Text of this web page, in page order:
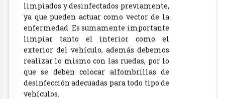
limpiados y desinfectados previamente,
ya que pueden actuar como vector de la
enfermedad. Es sumamente importante
limpiar tanto el interior como el
exterior del vehículo, además debemos
realizar lo mismo con las ruedas, por lo
que se deben colocar alfombrillas de
desinfección adecuadas para todo tipo de
vehículos.